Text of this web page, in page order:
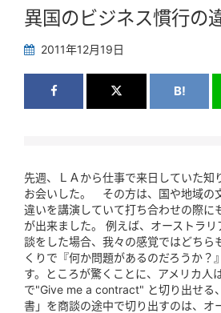
異国のビジネス慣行の
2011年12月19日
B!
先週、ＬＡから仕事で来日していた知
お会いした。 その方は、国や地域の
違いを講演していて打ち合わせの際に
が出来ました。 例えば、オーストラ
談をした場合、我々の感覚ではどちら
くりで『何か問題があるのだろうか？
す。ところが驚くことに、アメリカ人
で"Give me a contract" と切り出せる
書」を商談の途中で切り出すのは、オ